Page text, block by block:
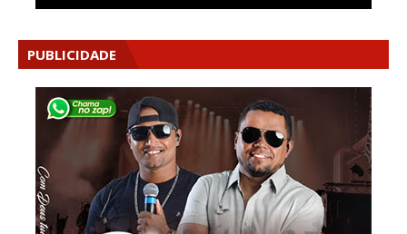
PUBLICIDADE